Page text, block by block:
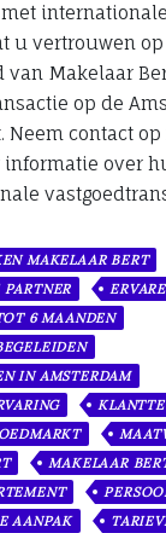
u vertrouwen op
Makelaar
op de
Neem contact
informatie over
MAKELAAR BERT
6 MAANDEN
IN AMSTERDAM
MAKELAAR
AANPAK